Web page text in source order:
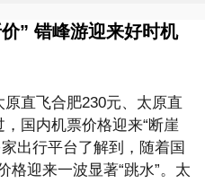
” 错峰游迎来好时机
直飞合肥230元、太原直
国内机票价格迎来“断崖
出行平台了解到，随着国
格迎来一波显著“跳水”。太